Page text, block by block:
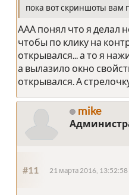
пока вот скриншоты вам
ААА понял что я делал
чтобы по клику на
открывался... а то я
а вылазило окно
открывался. А
mike
#11 21 марта 2016, 13:52:58